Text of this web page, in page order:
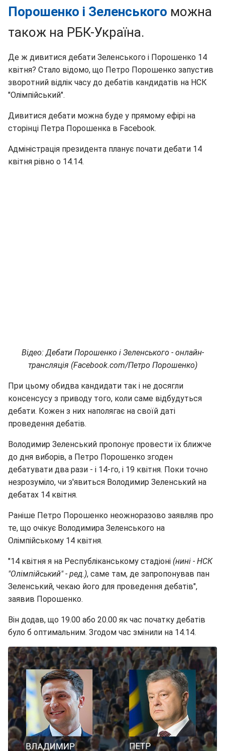
Порошенко і Зеленського можна
також на РБК-Україна.
Де ж дивитися дебати Зеленського і Порошенко 14
квітня? Стало відомо, що Петро Порошенко запустив
зворотний відлік часу до дебатів кандидатів на НСК
"Олімпійський".
Дивитися дебати можна буде у прямому ефірі на
сторінці Петра Порошенка в Facebook.
Адміністрація президента планує почати дебати 14
квітня рівно о 14.14.
Відео: Дебати Порошенко і Зеленського - онлайн-
трансляція (Facebook.com/Петро Порошенко)
При цьому обидва кандидати так і не досягли
консенсусу з приводу того, коли саме відбудуться
дебати. Кожен з них наполягає на своїй даті
проведення дебатів.
Володимир Зеленський пропонує провести їх ближче
до дня виборів, а Петро Порошенко згоден
дебатувати два рази - і 14-го, і 19 квітня. Поки точно
незрозуміло, чи з'явиться Володимир Зеленський на
дебатах 14 квітня.
Раніше Петро Порошенко неожноразово заявляв про
те, що очікує Володимира Зеленського на
Олімпійському 14 квітня.
"14 квітня я на Республіканському стадіоні (нині - НСК
"Олімпійський" - ред.), саме там, де запропонував пан
Зеленський, чекаю його для проведення дебатів",
заявив Порошенко.
Він додав, що 19.00 або 20.00 як час початку дебатів
було б оптимальним. Згодом час змінили на 14.14.